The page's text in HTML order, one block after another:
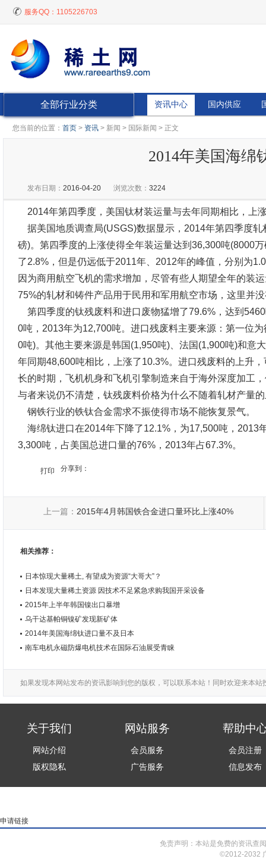
服务QQ： 1105226703
资讯中心 国内供应
全部行业分类
您当前的位置： 首页 > 资讯 > 新闻 > 国际新闻 > 正文
2014年美国海绵
发布日期： 2016-04-20 浏览次数： 3224
2014年第四季度，美国钛材装运量与去年同期相比，上
据美国地质调查局(USGS)数据显示，2014年第四季度
磅)。第四季度的上涨使得全年装运量达到36,300吨(8000
了2.8%，但是仍远低于2011年、2012年的峰值，分别为
因为商用航空飞机的需求增加，尽管有些人期望全年的装
75%的轧材和铸件产品用于民用和军用航空市场，这里并
第四季度的钛残废料和进口废物猛增了79.6%，达到
0吨，2013年为12,700吨。进口残废料主要来源：第一位
0吨)。其他主要来源是韩国(1,950吨)、法国(1,900吨)和意
年同期48,600吨相比，上涨了10.3%。进口残废料的上升
长的时期，飞机机身和飞机引擎制造来自于海外深度加工
与者来说仍不清楚，钛残废料价格为什么不随着轧材产量
钢铁行业的铁钛合金需求不振使得市场不能恢复景气。
海绵钛进口在2014年下降了12.1%，为17,500吨，2013
3,300吨，占美国总进口量的76%，2013年占67.3%。
打印 分享到：
上一篇： 2015年4月韩国铁合金进口量环比上涨40%
相关推荐：
日本惊现大量稀土, 有望成为资源“大哥大”？
日本发现大量稀土资源 因技术不足紧急求购我国开采设备
2015年上半年韩国镍出口暴增
乌干达基帕铜镍矿发现新矿体
2014年美国海绵钛进口量不及日本
南车电机永磁防爆电机技术在国际石油展受青睐
如果发现本网站发布的资讯影响到您的版权，可以联系本站！同时欢迎来本站
关于我们
网站介绍
版权隐私
网站服务
会员服务
广告服务
帮助中
会员注册
信息发布
申请链接
免责声明：本站是免费的资讯查
©2012-2032